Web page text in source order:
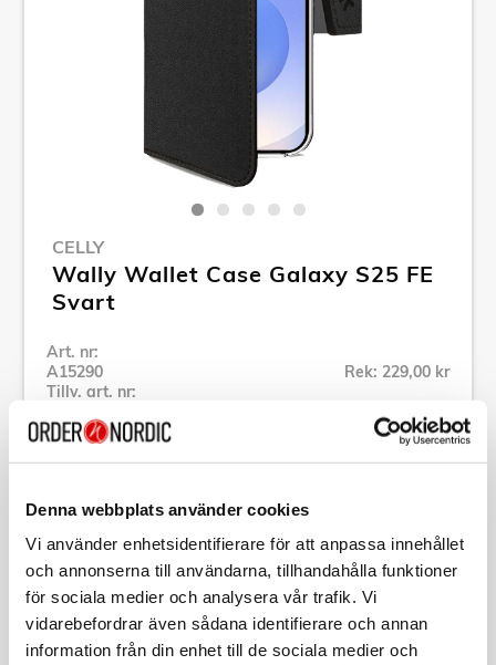
Denna webbplats använder cookies
Vi använder enhetsidentifierare för att anpassa innehållet
och annonserna till användarna, tillhandahålla funktioner
för sociala medier och analysera vår trafik. Vi
vidarebefordrar även sådana identifierare och annan
information från din enhet till de sociala medier och
CELLY
Wally Wallet Case Galaxy S25 FE
Svart
Art. nr:
A15290
Tillv. art. nr:
Rek: 229,00 kr
Se alla produkter inom Celly
Beskrivning
Art. nr:A15290